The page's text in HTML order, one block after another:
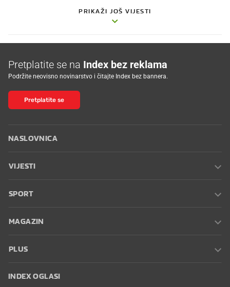
PRIKAŽI JOŠ VIJESTI
Pretplatite se na Index bez reklama
Podržite neovisno novinarstvo i čitajte Index bez bannera.
Pretplatite se
NASLOVNICA
VIJESTI
SPORT
MAGAZIN
PLUS
INDEX OGLASI